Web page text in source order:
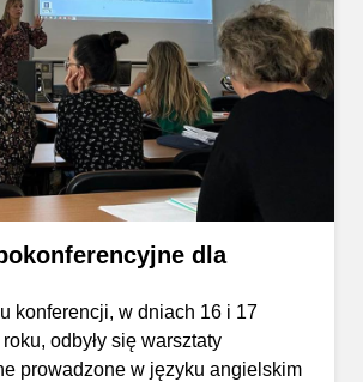
dla
konferencji, w dniach 16 i 17
odbyły się warsztaty
prowadzone w języku angielskim